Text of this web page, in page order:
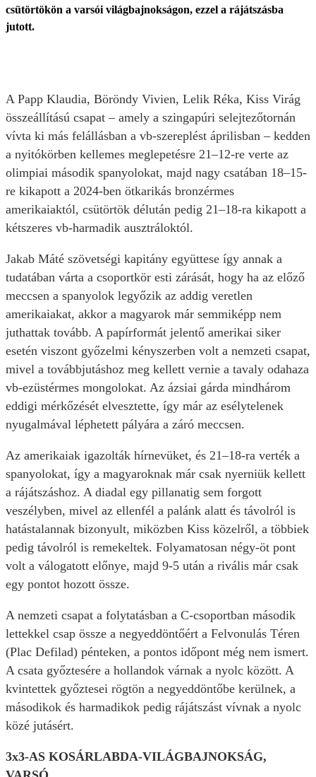
csütörtökön a varsói világbajnokságon, ezzel a rájátszásba
jutott.
A Papp Klaudia, Böröndy Vivien, Lelik Réka, Kiss Virág
összeállítású csapat – amely a szingapúri selejtezőtornán
vívta ki más felállásban a vb-szereplést áprilisban – kedden
a nyitókörben kellemes meglepetésre 21–12-re verte az
olimpiai második spanyolokat, majd nagy csatában 18–15-
re kikapott a 2024-ben ötkarikás bronzérmes
amerikaiaktól, csütörtök délután pedig 21–18-ra kikapott a
kétszeres vb-harmadik ausztráloktól.
Jakab Máté szövetségi kapitány együttese így annak a
tudatában várta a csoportkör esti zárását, hogy ha az előző
meccsen a spanyolok legyőzik az addig veretlen
amerikaiakat, akkor a magyarok már semmiképp nem
juthattak tovább. A papírformát jelentő amerikai siker
esetén viszont győzelmi kényszerben volt a nemzeti csapat,
mivel a továbbjutáshoz meg kellett vernie a tavaly odahaza
vb-ezüstérmes mongolokat. Az ázsiai gárda mindhárom
eddigi mérkőzését elvesztette, így már az esélytelenek
nyugalmával léphetett pályára a záró meccsen.
Az amerikaiak igazolták hírnevüket, és 21–18-ra verték a
spanyolokat, így a magyaroknak már csak nyerniük kellett
a rájátszáshoz. A diadal egy pillanatig sem forgott
veszélyben, mivel az ellenfél a palánk alatt és távolról is
hatástalannak bizonyult, miközben Kiss közelről, a többiek
pedig távolról is remekeltek. Folyamatosan négy-öt pont
volt a válogatott előnye, majd 9-5 után a rivális már csak
egy pontot hozott össze.
A nemzeti csapat a folytatásban a C-csoportban második
lettekkel csap össze a negyeddöntőért a Felvonulás Téren
(Plac Defilad) pénteken, a pontos időpont még nem ismert.
A csata győztesére a hollandok várnak a nyolc között. A
kvintettek győztesei rögtön a negyeddöntőbe kerülnek, a
másodikok és harmadikok pedig rájátszást vívnak a nyolc
közé jutásért.
3x3-AS KOSÁRLABDA-VILÁGBAJNOKSÁG,